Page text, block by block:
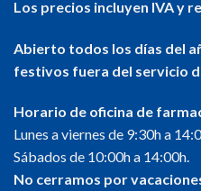
Los precios incluyen IVA y
Abierto todos los días del
festivos fuera del servicio
Horario de oficina de
Lunes a viernes de 9:30h a
Sábados de 10:00h a 14:00h.
No cerramos por